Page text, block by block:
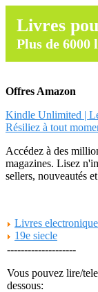
Livres
Plus de
Offres Amazon
Kindle Unlimited |
Résiliez à tout
Accédez à des
magazines. Lisez
sellers, nouveautés
Livres
19e siecle
--------------------
Vous pouvez lire/
dessous: